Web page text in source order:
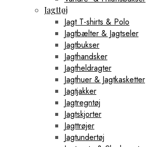
Jagttøj
Jagt T-shirts & Polo
Jagtbælter & Jagtseler
Jagtbukser
Jagthandsker
Jagtheldragter
Jagthuer & Jagtkasketter
Jagtjakker
Jagtregntøj
Jagtskjorter
Jagttrøjer
Jagtundertøj